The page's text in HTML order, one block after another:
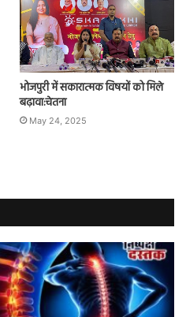
भोजपुरी में सकारात्मक विषयों को मिले
बढ़ावा:चेतना
May 24, 2025